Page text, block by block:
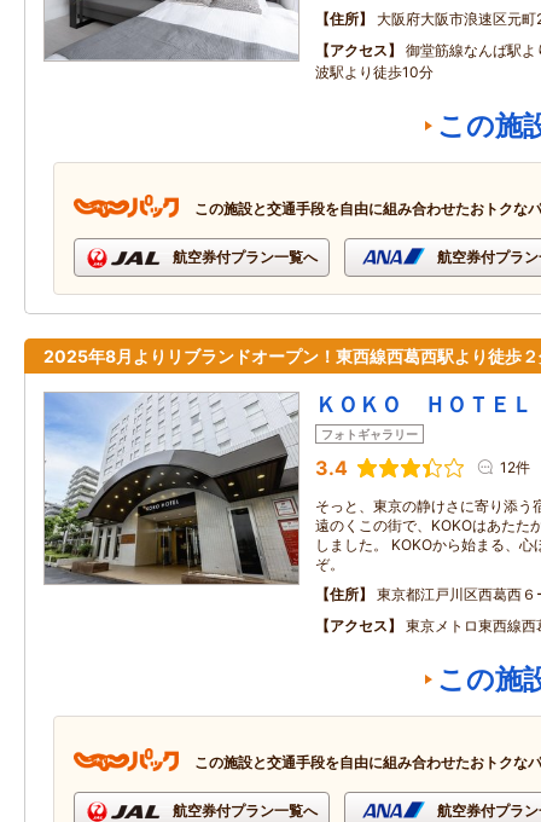
住所
大阪府大阪市浪速区元町
アクセス
御堂筋線なんば駅
波駅より徒歩10分
この施
この施設と交通手段を自由に組み合わせたおトクな
航空券付プラン一覧へ 航空券付プラ
2025年8月よりリブランドオープン！東西線西葛西駅より徒歩
ＫＯＫＯ ＨＯＴＥ
フォトギャラリー
3.4 12件
そっと、東京の静けさに寄り添う
遠のくこの街で、KOKOはあたた
しました。 KOKOから始まる、
ぞ。
住所
東京都江戸川区西葛西６
アクセス
東京メトロ東西線
この施
この施設と交通手段を自由に組み合わせたおトクな
航空券付プラン一覧へ 航空券付プラ